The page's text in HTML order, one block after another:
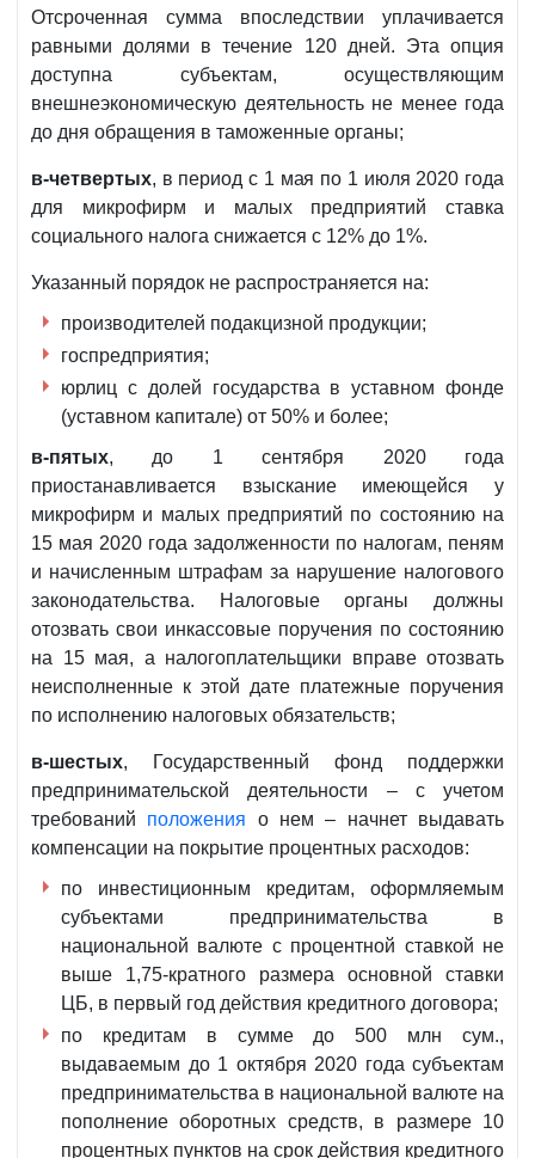
Отсроченная сумма впоследствии уплачивается
равными долями в течение 120 дней. Эта опция
доступна субъектам, осуществляющим
внешнеэкономическую деятельность не менее года
до дня обращения в таможенные органы;
в-четвертых, в период с 1 мая по 1 июля 2020 года
для микрофирм и малых предприятий ставка
социального налога снижается с 12% до 1%.
Указанный порядок не распространяется на:
производителей подакцизной продукции;
госпредприятия;
юрлиц с долей государства в уставном фонде
(уставном капитале) от 50% и более;
в-пятых, до 1 сентября 2020 года
приостанавливается взыскание имеющейся у
микрофирм и малых предприятий по состоянию на
15 мая 2020 года задолженности по налогам, пеням
и начисленным штрафам за нарушение налогового
законодательства. Налоговые органы должны
отозвать свои инкассовые поручения по состоянию
на 15 мая, а налогоплательщики вправе отозвать
неисполненные к этой дате платежные поручения
по исполнению налоговых обязательств;
в-шестых, Государственный фонд поддержки
предпринимательской деятельности – с учетом
требований положения о нем – начнет выдавать
компенсации на покрытие процентных расходов:
по инвестиционным кредитам, оформляемым
субъектами предпринимательства в
национальной валюте с процентной ставкой не
выше 1,75-кратного размера основной ставки
ЦБ, в первый год действия кредитного договора;
по кредитам в сумме до 500 млн сум.,
выдаваемым до 1 октября 2020 года субъектам
предпринимательства в национальной валюте на
пополнение оборотных средств, в размере 10
процентных пунктов на срок действия кредитного